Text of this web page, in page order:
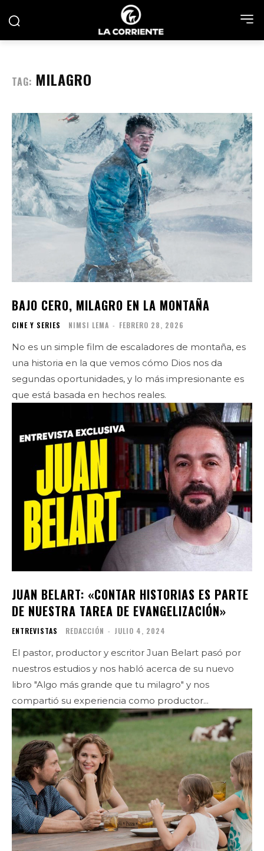
TAG: MILAGRO
BAJO CERO, MILAGRO EN LA MONTAÑA
CINE Y SERIES NIMSI LEMA - FEBRERO 28, 2026
No es un simple film de escaladores de montaña, es
una historia en la que vemos cómo Dios nos da
segundas oportunidades, y lo más impresionante es
que está basada en hechos reales.
JUAN BELART: «CONTAR HISTORIAS ES PARTE
DE NUESTRA TAREA DE EVANGELIZACIÓN»
ENTREVISTAS REDACCIÓN - JULIO 4, 2024
El pastor, productor y escritor Juan Belart pasó por
nuestros estudios y nos habló acerca de su nuevo
libro "Algo más grande que tu milagro" y nos
compartió su experiencia como productor...